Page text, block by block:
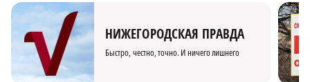
НИЖЕГОРОДСКАЯ ПРАВДА
Быстро, честно, точно. И ничего лишнего